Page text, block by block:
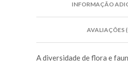
INFORMAÇÃO
AVALIAÇÕES
A diversidade de flora e